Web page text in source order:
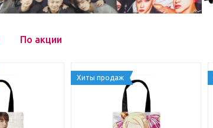
По акции
Хиты продаж